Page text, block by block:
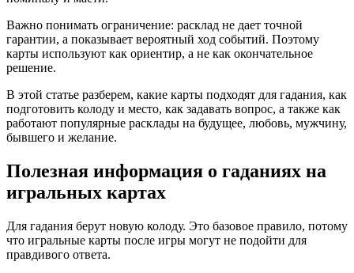
Важно понимать ограничение: расклад не дает точной
гарантии, а показывает вероятный ход событий. Поэтому
карты используют как ориентир, а не как окончательное
решение.
В этой статье разберем, какие карты подходят для гадания, как
подготовить колоду и место, как задавать вопрос, а также как
работают популярные расклады на будущее, любовь, мужчину,
бывшего и желание.
Полезная информация о гаданиях на
игральных картах
Для гадания берут новую колоду. Это базовое правило, потому
что игральные карты после игры могут не подойти для
правдивого ответа.